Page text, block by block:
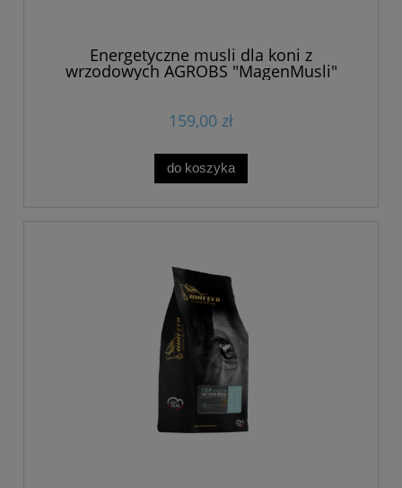
Energetyczne musli dla koni z
wrzodowych AGROBS "MagenMusli"
159,00 zł
do koszyka